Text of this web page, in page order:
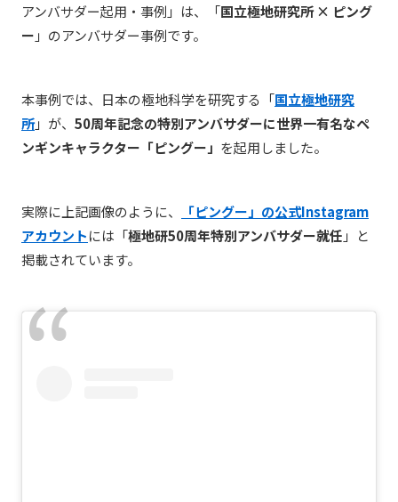
アンバサダー起用・事例」は、「国立極地研究所 × ピング
ー 」のアンバサダー事例です。
本事例では、日本の極地科学を研究する「国立極地研究
所」が、 50周年記念の特別アンバサダーに世界一有名なペ
ンギンキャラクター「ピングー」 を起用しました。
実際に上記画像のように、
「ピングー」の公式Instagram
アカウントには「極地研50周年特別アンバサダー就任 」と
掲載されています。